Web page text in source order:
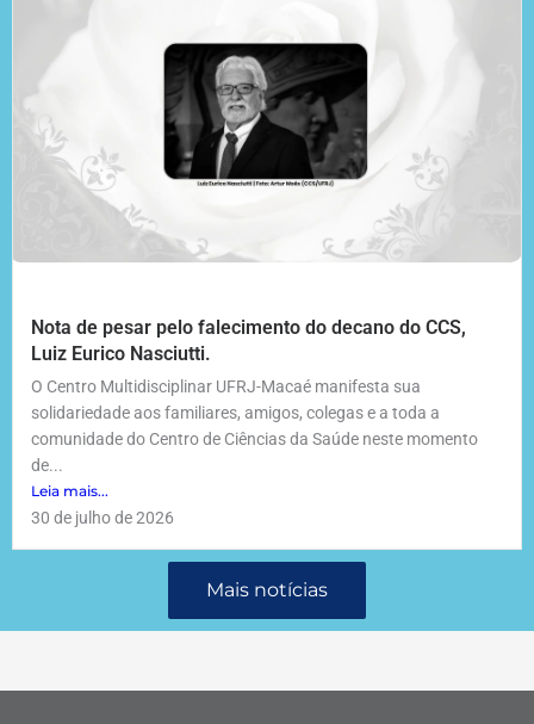
Nota de pesar pelo falecimento do decano do CCS,
Luiz Eurico Nasciutti.
O Centro Multidisciplinar UFRJ-Macaé manifesta sua
solidariedade aos familiares, amigos, colegas e a toda a
comunidade do Centro de Ciências da Saúde neste momento
de...
Leia mais...
30 de julho de 2026
Mais notícias